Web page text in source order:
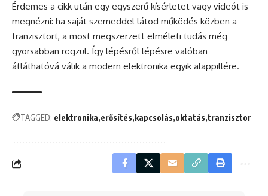
Érdemes a cikk után egy egyszerű kísérletet vagy videót is
megnézni: ha saját szemeddel látod működés közben a
tranzisztort, a most megszerzett elméleti tudás még
gyorsabban rögzül. Így lépésről lépésre valóban
átláthatóvá válik a modern elektronika egyik alappillére.
TAGGED: elektronika erősítés kapcsolás oktatás tranzisztor